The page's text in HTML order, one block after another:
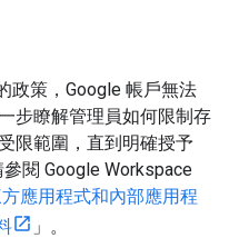
政策，Google 帳戶無法
步瞭解管理員如何限制存
限範圍，直到明確授予
閱 Google Workspace
應用程式和內部應用程
」。